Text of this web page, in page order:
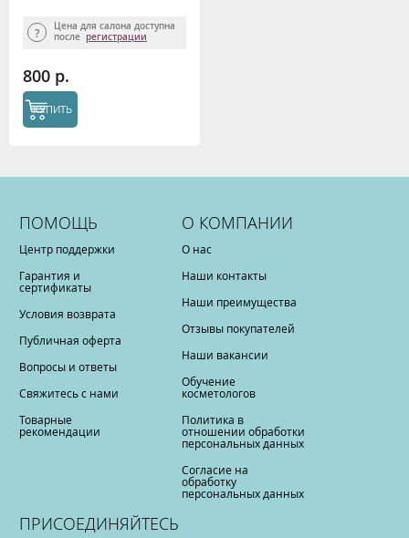
Цена для салона доступна
после регистрации
800 р.
КУПИТЬ
ПОМОЩЬ
Центр поддержки
Гарантия и
сертификаты
Условия возврата
Публичная оферта
Вопросы и ответы
Свяжитесь с нами
Товарные
рекомендации
О КОМПАНИИ
О нас
Наши контакты
Наши преимущества
Отзывы покупателей
Наши вакансии
Обучение
косметологов
Политика в
отношении обработки
персональных данных
Согласие на
обработку
персональных данных
ПРИСОЕДИНЯЙТЕСЬ